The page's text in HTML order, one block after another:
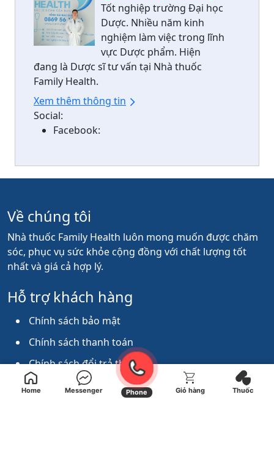
Tốt nghiệp trường Đại học
Dược. Nhiều năm kinh
nghiệm làm việc trong lĩnh
vực Dược phẩm. Hiện
đang là Dược sĩ tư vấn tại Nhà thuốc
Family Health.
Xem thêm thông tin
Social:
Facebook:
Về chúng tôi
Nhà thuốc Family Health luôn mong muốn được chăm
sóc, phục vụ sức khỏe cộng đồng với chất lượng tốt
nhất và giá cả hợp lý.
Hỗ trợ khách hàng
Chính sách bảo mật
Chính sách thanh toán
Chính sách đổi trả thuốc
Chính sách giao hàng
Home Messenger Phone Giỏ hàng Thuốc